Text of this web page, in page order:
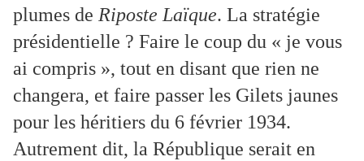
plumes de Riposte Laïque. La stratégie
présidentielle ? Faire le coup du « je vous
ai compris », tout en disant que rien ne
changera, et faire passer les Gilets jaunes
pour les héritiers du 6 février 1934.
Autrement dit, la République serait en